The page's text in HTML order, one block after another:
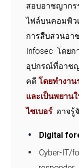
สอบอาชญากร
ไฟล์บนคอมพิว
การสืบสวนอา
Infosec โดย
อุปกรณ์ที่อาชญ
คดีโดยทำงา
และเป็นพยาน
ไซเบอร์ อาจรู้
Digital
Cyber-IT/